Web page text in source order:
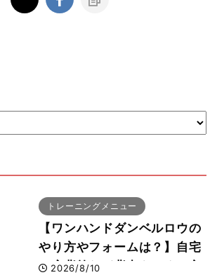
トレーニングメニュー
【ワンハンドダンベルロウの
やり方やフォームは？】自宅
で広背筋など背中をつくる方
2026/8/10